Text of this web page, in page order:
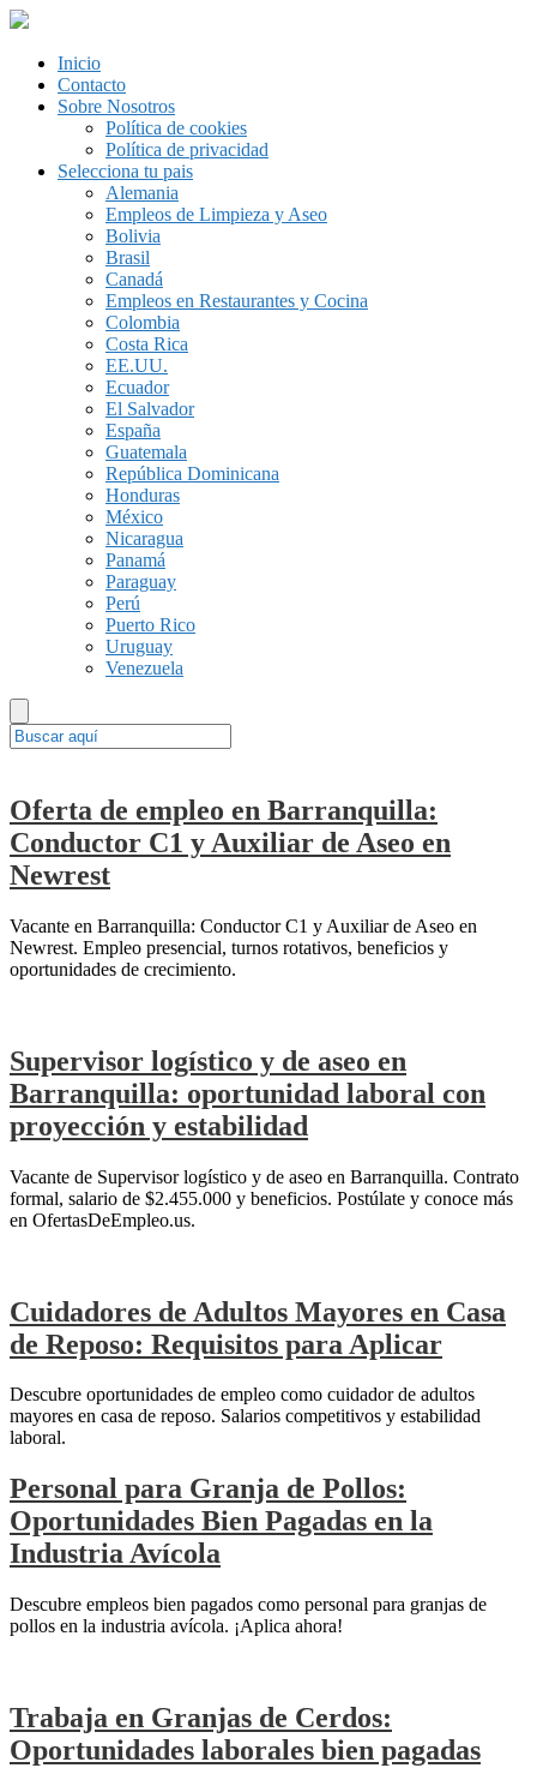
Inicio
Contacto
Sobre Nosotros
Política de cookies
Política de privacidad
Selecciona tu pais
Alemania
Empleos de Limpieza y Aseo
Bolivia
Brasil
Canadá
Empleos en Restaurantes y Cocina
Colombia
Costa Rica
EE.UU.
Ecuador
El Salvador
España
Guatemala
República Dominicana
Honduras
México
Nicaragua
Panamá
Paraguay
Perú
Puerto Rico
Uruguay
Venezuela
Oferta de empleo en Barranquilla:
Conductor C1 y Auxiliar de Aseo en
Newrest
Vacante en Barranquilla: Conductor C1 y Auxiliar de Aseo en
Newrest. Empleo presencial, turnos rotativos, beneficios y
oportunidades de crecimiento.
Supervisor logístico y de aseo en
Barranquilla: oportunidad laboral con
proyección y estabilidad
Vacante de Supervisor logístico y de aseo en Barranquilla. Contrato
formal, salario de $2.455.000 y beneficios. Postúlate y conoce más
en OfertasDeEmpleo.us.
Cuidadores de Adultos Mayores en Casa
de Reposo: Requisitos para Aplicar
Descubre oportunidades de empleo como cuidador de adultos
mayores en casa de reposo. Salarios competitivos y estabilidad
laboral.
Personal para Granja de Pollos:
Oportunidades Bien Pagadas en la
Industria Avícola
Descubre empleos bien pagados como personal para granjas de
pollos en la industria avícola. ¡Aplica ahora!
Trabaja en Granjas de Cerdos:
Oportunidades laborales bien pagadas